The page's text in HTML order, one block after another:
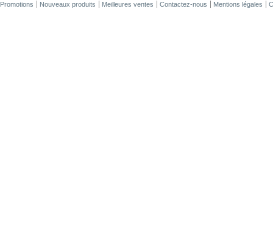
Promotions Nouveaux produits Meilleures ventes Contactez-nous Mentions légales